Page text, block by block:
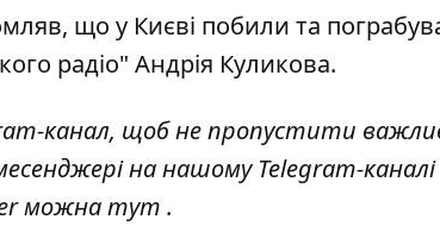
що у Києві побили та
радіо" Андрія Куликова.
канал, щоб не пропустити
на нашому Telegram-
можнатут .